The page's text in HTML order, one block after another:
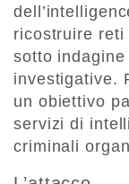
ricostruire reti
sotto
investigative.
un obiettivo
servizi di
criminali